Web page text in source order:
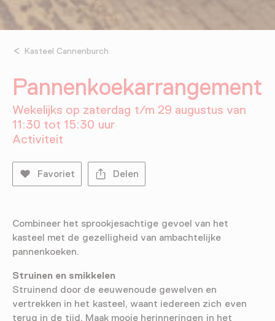
Kasteel Cannenburch
Pannenkoekarrangement
Wekelijks op zaterdag t/m 29 augustus van
11:30 tot 15:30 uur
Activiteit
Favoriet Delen
Combineer het sprookjesachtige gevoel van het
kasteel met de gezelligheid van ambachtelijke
pannenkoeken.
Struinen en smikkelen
Struinend door de eeuwenoude gewelven en
vertrekken in het kasteel, waant iedereen zich even
terug in de tijd. Maak mooie herinneringen in het